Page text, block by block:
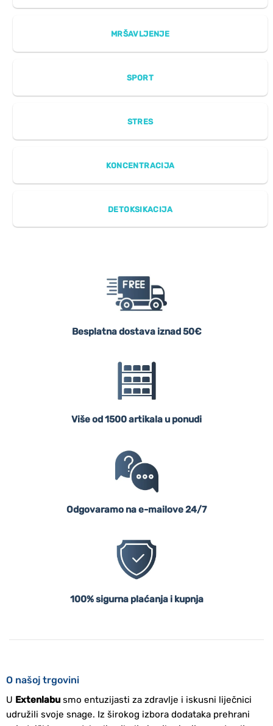
MRŠAVLJENJE
SPORT
STRES
KONCENTRACIJA
DETOKSIKACIJA
Besplatna dostava iznad 50€
Više od 1500 artikala u ponudi
Odgovaramo na e-mailove 24/7
100% sigurna plaćanja i kupnja
O našoj trgovini
U Extenlabusmo entuzijasti za zdravlje i iskusni liječnici
udružili svoje snage. Iz širokog izbora dodataka prehrani